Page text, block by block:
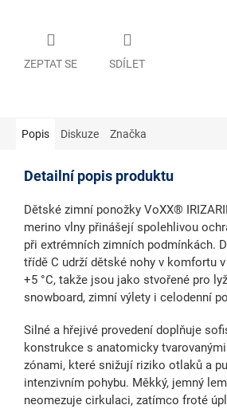
ZEPTAT SE SDÍLET
Popis Diskuze Značka
Detailní popis produktu
Dětské zimní ponožky VoXX®
merino vlny přinášejí spolehlivou
při extrémních zimních podmínkách.
třídě C udrží dětské nohy v komfortu
+5 °C, takže jsou jako stvořené pro
snowboard, zimní výlety i celodenní
Silné a hřejivé provedení doplňuje
konstrukce s anatomicky
zónami, které snižují riziko otlaků a
intenzivním pohybu. Měkký, jemný lem
neomezuje cirkulaci, zatímco froté